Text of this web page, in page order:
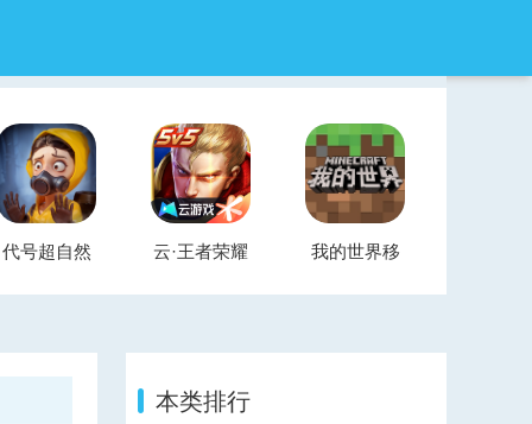
代号超自然
官方正版
云·王者荣耀
云游戏
我的世界移
动版
本类排行